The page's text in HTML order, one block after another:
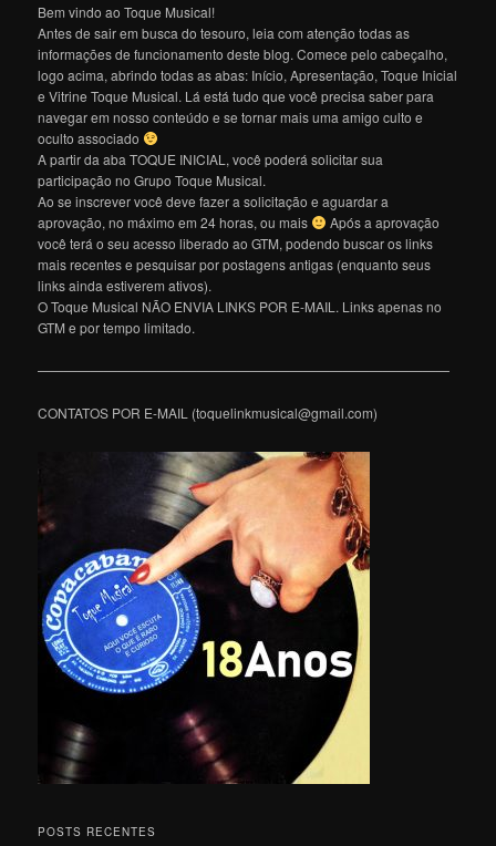
Bem vindo ao Toque Musical!
Antes de sair em busca do tesouro, leia com atenção todas as
informações de funcionamento deste blog. Comece pelo cabeçalho,
logo acima, abrindo todas as abas: Início, Apresentação, Toque Inicial
e Vitrine Toque Musical. Lá está tudo que você precisa saber para
navegar em nosso conteúdo e se tornar mais uma amigo culto e
oculto associado
A partir da aba TOQUE INICIAL, você poderá solicitar sua
participação no Grupo Toque Musical.
Ao se inscrever você deve fazer a solicitação e aguardar a
aprovação, no máximo em 24 horas, ou mais
Após a aprovação
você terá o seu acesso liberado ao GTM, podendo buscar os links
mais recentes e pesquisar por postagens antigas (enquanto seus
links ainda estiverem ativos).
O Toque Musical NÃO ENVIA LINKS POR E-MAIL. Links apenas no
GTM e por tempo limitado.
———————————————————————————————
CONTATOS POR E-MAIL (toquelinkmusical@gmail.com)
POSTS RECENTES